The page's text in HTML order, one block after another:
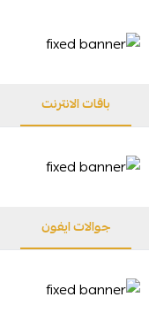
باقات الانترنت
جوالات ايفون